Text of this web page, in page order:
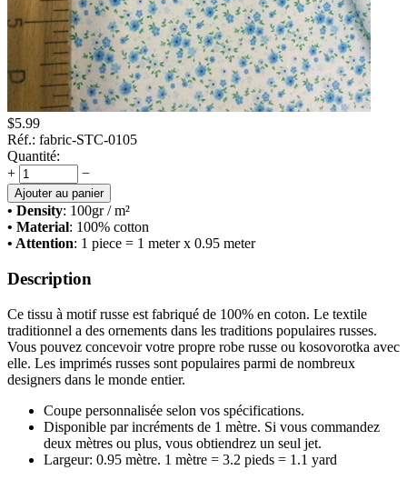
$5.99
Réf.: fabric-STC-0105
Quantité:
+
−
Ajouter au panier
• Density: 100gr / m²
• Material: 100% cotton
• Attention: 1 piece = 1 meter x 0.95 meter
Description
Ce tissu à motif russe est fabriqué de 100% en coton. Le textile
traditionnel a des ornements dans les traditions populaires russes.
Vous pouvez concevoir votre propre robe russe ou kosovorotka avec
elle. Les imprimés russes sont populaires parmi de nombreux
designers dans le monde entier.
Coupe personnalisée selon vos spécifications.
Disponible par incréments de 1 mètre. Si vous commandez
deux mètres ou plus, vous obtiendrez un seul jet.
Largeur: 0.95 mètre. 1 mètre = 3.2 pieds = 1.1 yard